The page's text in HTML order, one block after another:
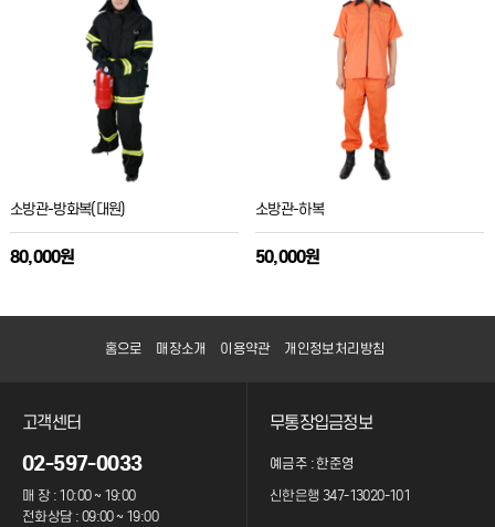
소방관-방화복(대원)
80,000원
소방관-하복
50,000원
홈으로 매장소개 이용약관 개인정보처리방침
고객센터
02-597-0033
매 장 : 10:00 ~ 19:00
전화상담 : 09:00 ~ 19:00
무통장입금정보
예금주 : 한준영
신한은행 347-13020-101